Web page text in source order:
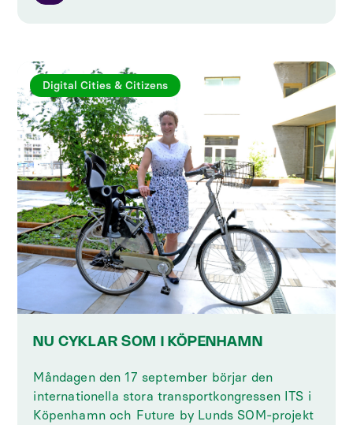
Digital Cities & Citizens
NU CYKLAR SOM I KÖPENHAMN
Måndagen den 17 september börjar den
internationella stora transportkongressen ITS i
Köpenhamn och Future by Lunds SOM-projekt